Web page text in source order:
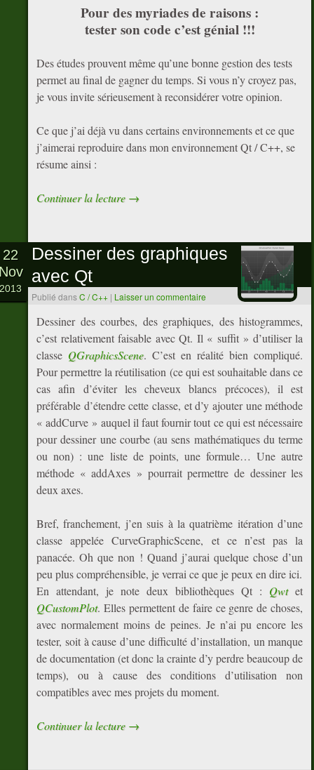
Pour des myriades de raisons :
tester son code c’est génial !!!
Des études prouvent même qu’une bonne gestion des tests
permet au final de gagner du temps. Si vous n’y croyez pas,
je vous invite sérieusement à reconsidérer votre opinion.
Ce que j’ai déjà vu dans certains environnements et ce que
j’aimerai reproduire dans mon environnement Qt / C++, se
résume ainsi :
Continuer la lecture →
Dessiner des graphiques
avec Qt
Publié dansC / C++ | Laisser un commentaire
22
2013
Dessiner des courbes, des graphiques, des histogrammes,
c’est relativement faisable avec Qt. Il « suffit » d’utiliser la
classe QGraphicsScene. C’est en réalité bien compliqué.
Pour permettre la réutilisation (ce qui est souhaitable dans ce
cas afin d’éviter les cheveux blancs précoces), il est
préférable d’étendre cette classe, et d’y ajouter une méthode
« addCurve » auquel il faut fournir tout ce qui est nécessaire
pour dessiner une courbe (au sens mathématiques du terme
ou non) : une liste de points, une formule… Une autre
méthode « addAxes » pourrait permettre de dessiner les
deux axes.
Bref, franchement, j’en suis à la quatrième itération d’une
classe appelée CurveGraphicScene, et ce n’est pas la
panacée. Oh que non ! Quand j’aurai quelque chose d’un
peu plus compréhensible, je verrai ce que je peux en dire ici.
En attendant, je note deux bibliothèques Qt : Qwtet
QCustomPlot. Elles permettent de faire ce genre de choses,
avec normalement moins de peines. Je n’ai pu encore les
tester, soit à cause d’une difficulté d’installation, un manque
de documentation (et donc la crainte d’y perdre beaucoup de
temps), ou à cause des conditions d’utilisation non
compatibles avec mes projets du moment.
Continuer la lecture →